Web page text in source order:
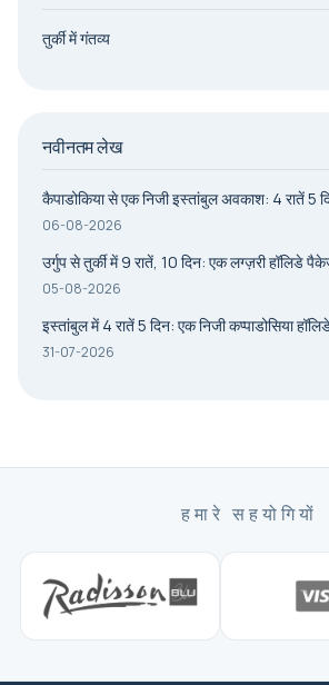
तुर्की में गंतव्य
नवीनतम लेख
कैपाडोकिया से एक निजी इस्तांबुल अवकाश: 4 रातें 5
06-08-2026
उर्गुप से तुर्की में 9 रातें, 10 दिन: एक लग्ज़री हॉलिडे
05-08-2026
इस्तांबुल में 4 रातें 5 दिन: एक निजी कप्पाडोसिया
31-07-2026
हमारे सहयोगियों